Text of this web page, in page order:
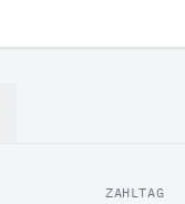
ZAHLTAG